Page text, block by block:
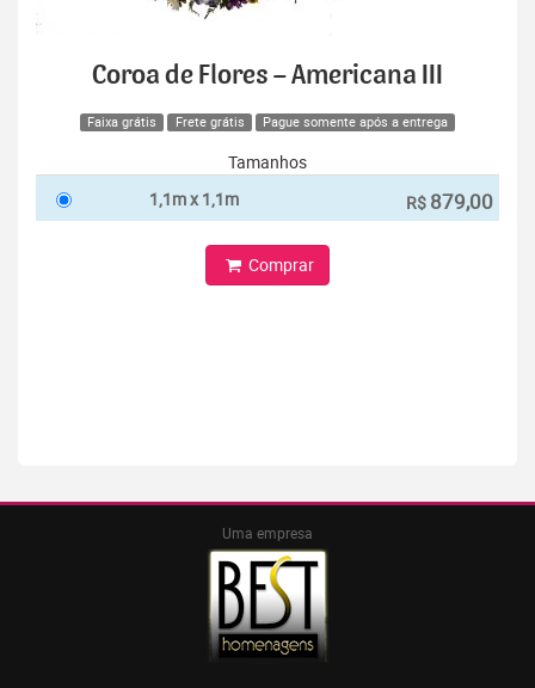
Coroa de Flores – Americana III
Faixa grátis Frete grátis Pague somente após a entrega
Tamanhos
1,1m x 1,1m
R$ 879,00
Comprar
Uma empresa